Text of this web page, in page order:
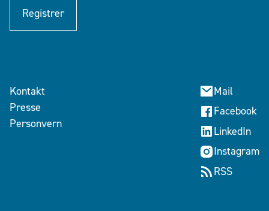
Registrer
Kontakt
Presse
Personvern
Mail
Facebook
LinkedIn
Instagram
RSS